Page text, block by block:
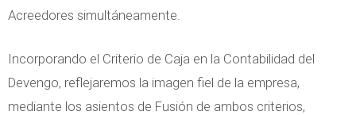
Acreedores simultáneamente.
Incorporando el Criterio de Caja en la Contabilidad del
Devengo, reflejaremos la imagen fiel de la empresa,
mediante los asientos de Fusión de ambos criterios,